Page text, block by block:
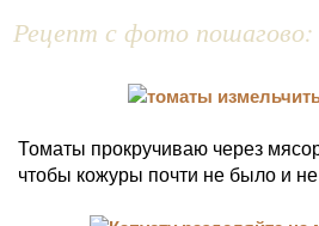
Рецепт с фото пошагово:
Томаты прокручиваю через
чтобы кожуры почти не было и не